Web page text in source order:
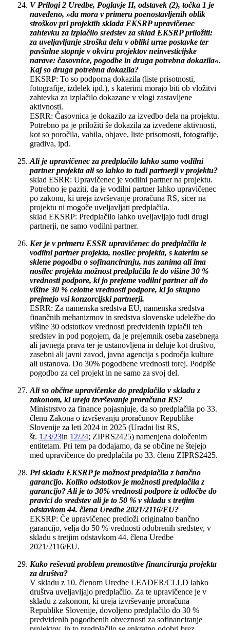
V Prilogi 2 Uredbe, Poglavje II, odstavek (2), točka 1 je
navedeno, »da mora v primeru poenostavljenih oblik
stroškov pri projektih sklada EKSRP upravičenec
zahtevku za izplačilo sredstev za sklad EKSRP priložiti:
za uveljavljanje stroška dela v obliki urne postavke ter
pavšalne stopnje v okviru projektov neinvesticijske
narave: časovnice, pogodbe in druga potrebna dokazila«.
Kaj so druga potrebna dokazila?
EKSRP: To so podporna dokazila (liste prisotnosti,
fotografije, izdelek ipd.), s katerimi morajo biti ob vložitvi
zahtevka za izplačilo dokazane v vlogi zastavljene
aktivnosti.
ESRR: Časovnica je dokazilo za izvedbo dela na projektu.
Potrebno pa je priložiti še dokazila za izvedene aktivnosti,
kot so poročila, vabila, objave, liste prisotnosti, fotografije,
gradiva, ipd.
Ali je upravičenec za predplačilo lahko samo vodilni
partner projekta ali so lahko to tudi partnerji v projektu?
sklad ESRR: Upravičenec je vodilni partner na projektu.
Potrebno je paziti, da je vodilni partner lahko upravičenec
po zakonu, ki ureja izvrševanje proračuna RS, sicer na
projektu ni mogoče uveljavljati predplačila.
sklad EKSRP: Predplačilo lahko uveljavljajo tudi drugi
partnerji, ne samo vodilni partner.
Ker je v primeru ESSR upravičenec do predplačila le
vodilni partner projekta, nosilec projekta, s katerim se
sklene pogodba o sofinanciranju, nas zanima ali ima
nosilec projekta možnost predplačila le do višine 30 %
vrednosti podpore, ki jo prejeme vodilni partner ali do
višine 30 % celotne vrednosti podpore, ki jo skupno
prejmejo vsi konzorcijski partnerji.
ESRR: Za namenska sredstva EU, namenska sredstva
finančnih mehanizmov in sredstva slovenske udeležbe do
višine 30 odstotkov vrednosti predvidenih izplačil teh
sredstev in pod pogojem, da je prejemnik oseba zasebnega
ali javnega prava ter je ustanovljena in deluje kot društvo,
zasebni ali javni zavod, javna agencija s področja kulture
ali ustanova. Do 30% pogodbene vrednosti torej. Podpiše
pogodbo za cel projekt in ne samo za svoj del.
Ali so občine upravičenke do predplačila v skladu z
zakonom, ki ureja izvrševanje proračuna RS?
Ministrstvo za finance pojasnjuje, da so predplačila po 33.
členu Zakona o izvrševanju proračunov Republike
Slovenije za leti 2024 in 2025 (Uradni list RS,
št. 123/23in 12/24; ZIPRS2425) namenjena določenim
entitetam. Pri tem pa dodajamo, da se občine ne štejejo
med upravičence do predplačila po 33. členu ZIPRS2425.
Pri skladu EKSRP je možnost predplačila z bančno
garancijo. Koliko odstotkov je možnosti predplačila z
garancijo? Ali je to 30% vrednosti podpore iz odločbe do
pravici do sredstev ali je to 50 % v skladu s tretjim
odstavkom 44. člena Uredbe 2021/2116/EU?
EKSRP: Če upravičenec predloži originalno bančno
garancijo, velja do 50 % vrednosti odobrenih sredstev, v
skladu s tretjim odstavkom 44. člena Uredbe
2021/2116/EU.
Kako reševati problem premostitve financiranja projekta
za društva?
V skladu z 10. členom Uredbe LEADER/CLLD lahko
društva uveljavljajo predplačilo. Za te upravičence je v
skladu z zakonom, ki ureja izvrševanje proračuna
Republike Slovenije, dovoljeno predplačilo do 30 %
predvidenih pogodbenih obveznosti za sofinanciranje